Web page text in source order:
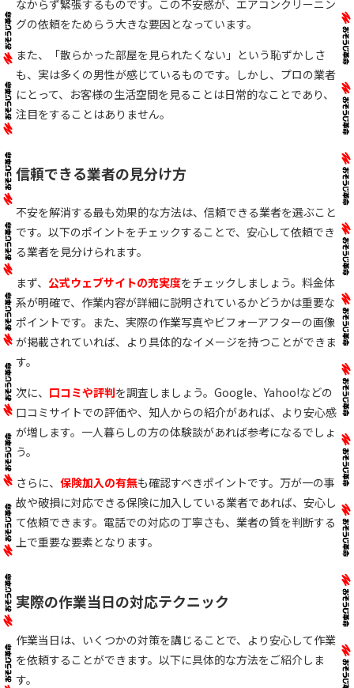
なからず緊張するものです。この不安感が、エアコンクリーニン
グの依頼をためらう大きな要因となっています。
また、「散らかった部屋を見られたくない」という恥ずかしさ
も、実は多くの男性が感じているものです。しかし、プロの業者
にとって、お客様の生活空間を見ることは日常的なことであり、
注目をすることはありません。
信頼できる業者の見分け方
不安を解消する最も効果的な方法は、信頼できる業者を選ぶこと
です。以下のポイントをチェックすることで、安心して依頼でき
る業者を見分けられます。
まず、 公式ウェブサイトの充実度をチェックしましょう。料金体
系が明確で、作業内容が詳細に説明されているかどうかは重要な
ポイントです。また、実際の作業写真やビフォーアフターの画像
が掲載されていれば、より具体的なイメージを持つことができま
す。
次に、 口コミや評判を調査しましょう。Google、Yahoo!などの
口コミサイトでの評価や、知人からの紹介があれば、より安心感
が増します。一人暮らしの方の体験談があれば参考になるでしょ
う。
さらに、 保険加入の有無も確認すべきポイントです。万が一の事
故や破損に対応できる保険に加入している業者であれば、安心し
て依頼できます。電話での対応の丁寧さも、業者の質を判断する
上で重要な要素となります。
実際の作業当日の対応テクニック
作業当日は、いくつかの対策を講じることで、より安心して作業
を依頼することができます。以下に具体的な方法をご紹介しま
す。